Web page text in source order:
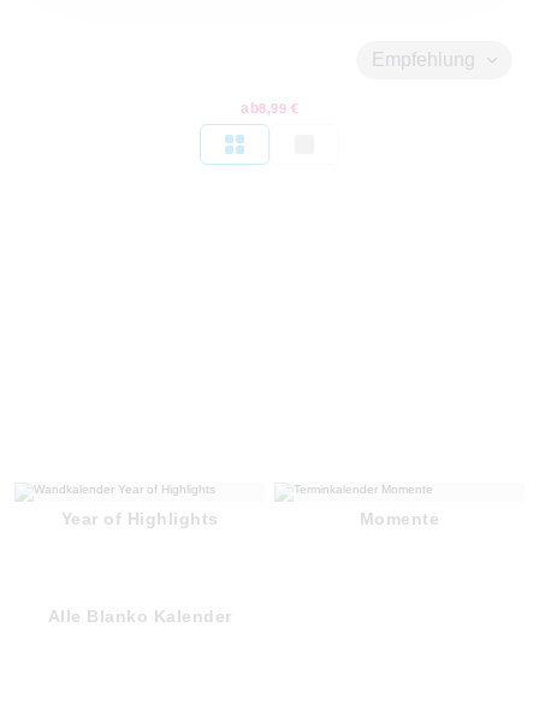
Empfehlung
ab8,99 €
Year of Highlights Momente
Alle Blanko Kalender